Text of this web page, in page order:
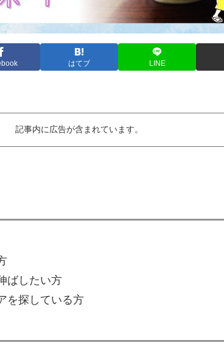
はてブ LINE
記事内に広告が含まれています。
ばしたい方
を探している方